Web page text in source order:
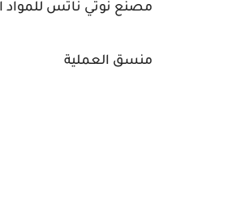
مصنع نوتي ناتس للمواد
منسق العملية